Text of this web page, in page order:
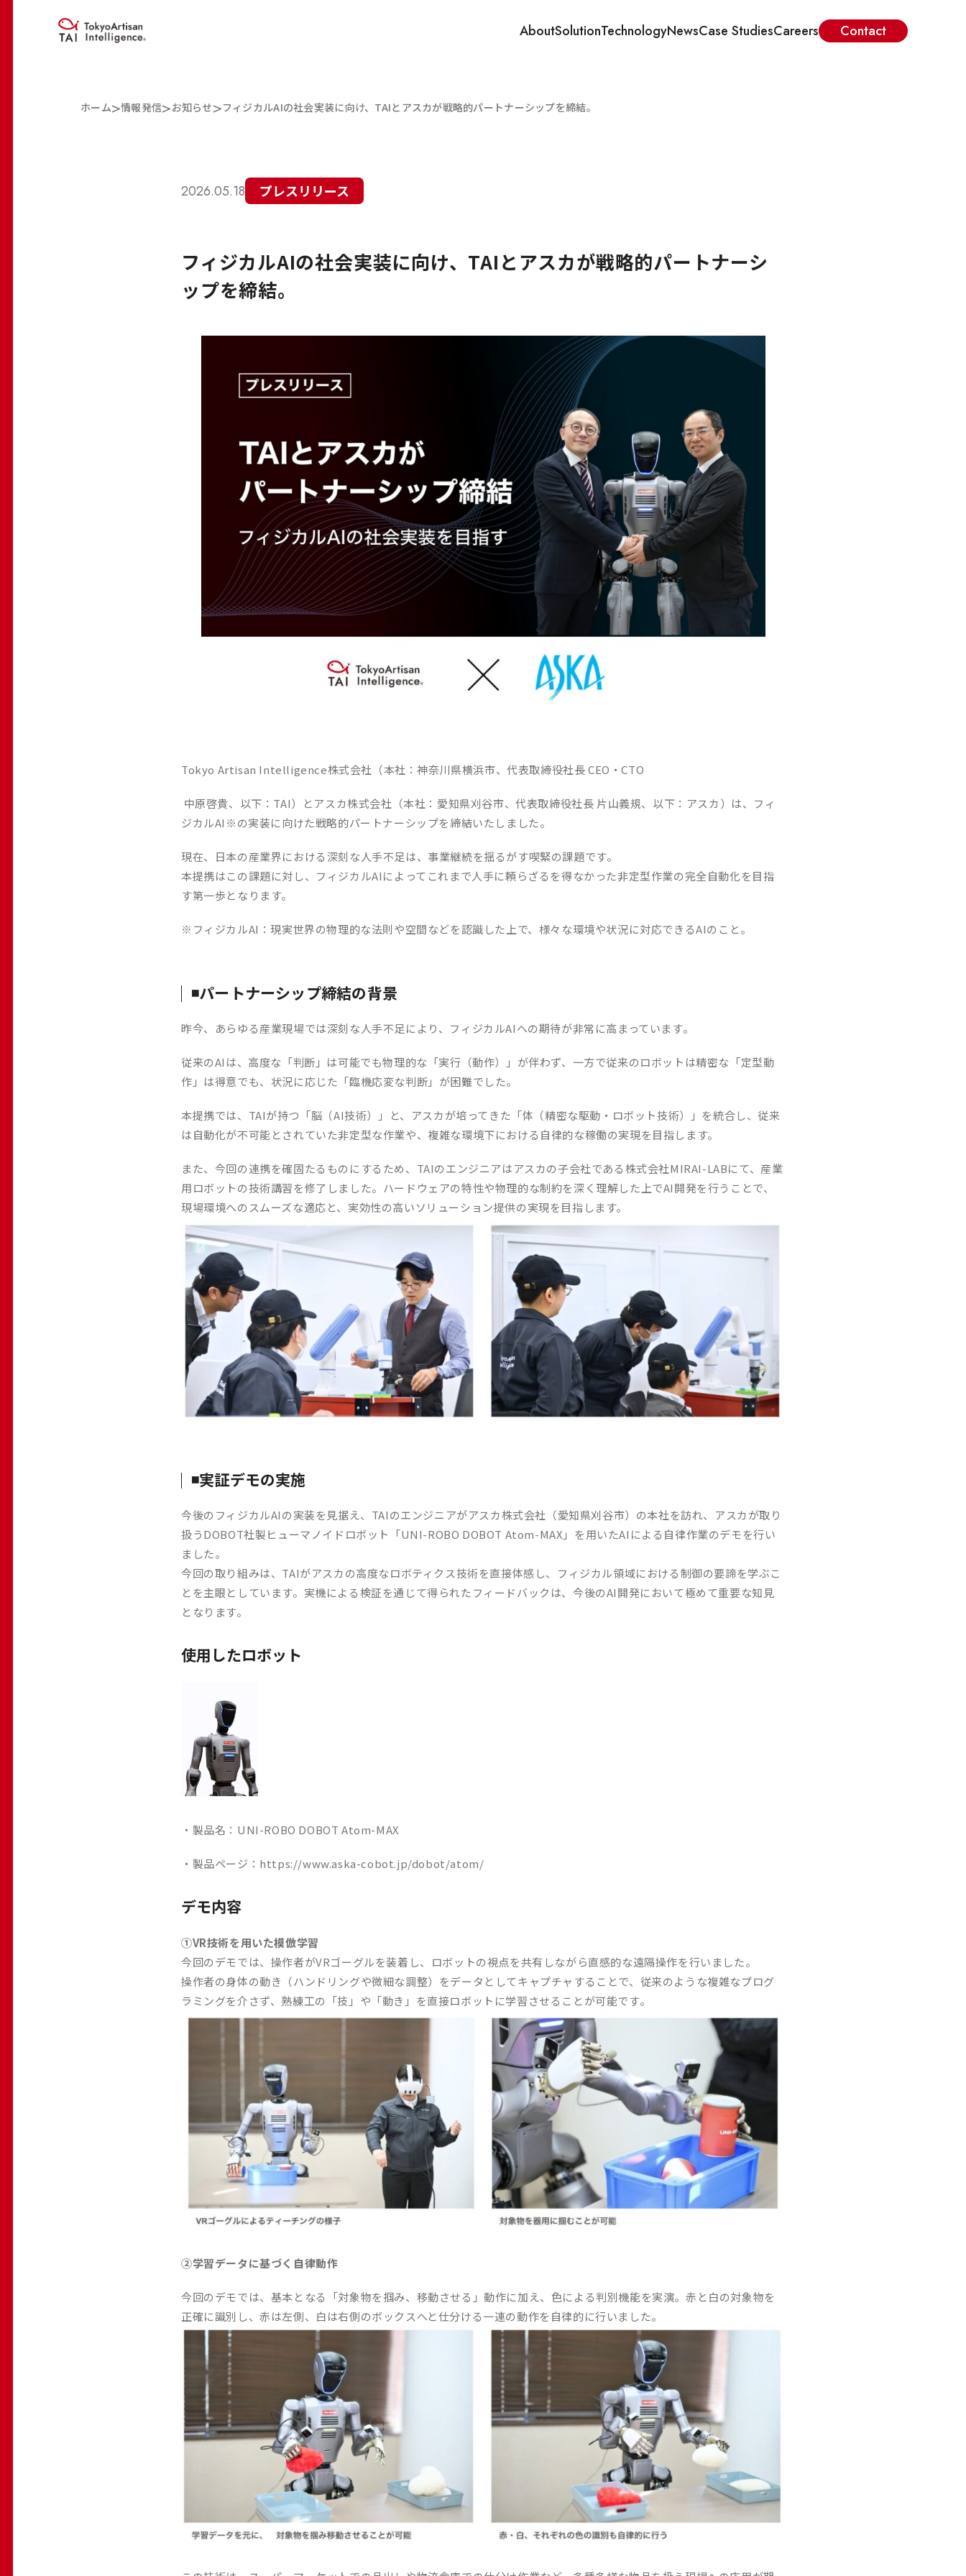
AboutSolutionTechnologyNewsCase StudiesCareers Contact
ホーム>情報発信>お知らせ>フィジカルAIの社会実装に向け、TAIとアスカが戦略的パートナーシップを締結。
2026.05.18 プレスリリース
フィジカルAIの社会実装に向け、TAIとアスカが戦略的パートナーシ
ップを締結。
Tokyo Artisan Intelligence株式会社（本社：神奈川県横浜市、代表取締役社長 CEO・CTO
中原啓貴、以下：TAI）とアスカ株式会社（本社：愛知県刈谷市、代表取締役社長 片山義規、以下：アスカ）は、フィ
ジカルAI※の実装に向けた戦略的パートナーシップを締結いたしました。
現在、日本の産業界における深刻な人手不足は、事業継続を揺るがす喫緊の課題です。
本提携はこの課題に対し、フィジカルAIによってこれまで人手に頼らざるを得なかった非定型作業の完全自動化を目指
す第一歩となります。
※フィジカルAI：現実世界の物理的な法則や空間などを認識した上で、様々な環境や状況に対応できるAIのこと。
◾️パートナーシップ締結の背景
昨今、あらゆる産業現場では深刻な人手不足により、フィジカルAIへの期待が非常に高まっています。
従来のAIは、高度な「判断」は可能でも物理的な「実行（動作）」が伴わず、一方で従来のロボットは精密な「定型動
作」は得意でも、状況に応じた「臨機応変な判断」が困難でした。
本提携では、TAIが持つ「脳（AI技術）」と、アスカが培ってきた「体（精密な駆動・ロボット技術）」を統合し、従来
は自動化が不可能とされていた非定型な作業や、複雑な環境下における自律的な稼働の実現を目指します。
また、今回の連携を確固たるものにするため、TAIのエンジニアはアスカの子会社である株式会社MIRAI-LABにて、産業
用ロボットの技術講習を修了しました。ハードウェアの特性や物理的な制約を深く理解した上でAI開発を行うことで、
現場環境へのスムーズな適応と、実効性の高いソリューション提供の実現を目指します。
◾️実証デモの実施
今後のフィジカルAIの実装を見据え、TAIのエンジニアがアスカ株式会社（愛知県刈谷市）の本社を訪れ、アスカが取り
扱うDOBOT社製ヒューマノイドロボット「UNI-ROBO DOBOT Atom-MAX」を用いたAIによる自律作業のデモを行い
ました。
今回の取り組みは、TAIがアスカの高度なロボティクス技術を直接体感し、フィジカル領域における制御の要諦を学ぶこ
とを主眼としています。実機による検証を通じて得られたフィードバックは、今後のAI開発において極めて重要な知見
となります。
使用したロボット
・製品名：UNI-ROBO DOBOT Atom-MAX
・製品ページ： https://www.aska-cobot.jp/dobot/atom/
デモ内容
①VR技術を用いた模倣学習
今回のデモでは、操作者がVRゴーグルを装着し、ロボットの視点を共有しながら直感的な遠隔操作を行いました。
操作者の身体の動き（ハンドリングや微細な調整）をデータとしてキャプチャすることで、従来のような複雑なプログ
ラミングを介さず、熟練工の「技」や「動き」を直接ロボットに学習させることが可能です。
②学習データに基づく自律動作
今回のデモでは、基本となる「対象物を掴み、移動させる」動作に加え、色による判別機能を実演。赤と白の対象物を
正確に識別し、赤は左側、白は右側のボックスへと仕分ける一連の動作を自律的に行いました。